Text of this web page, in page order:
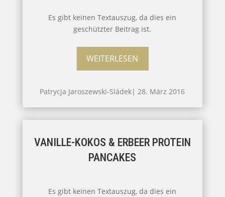
Es gibt keinen Textauszug, da dies ein
geschützter Beitrag ist.
WEITERLESEN
Patrycja Jaroszewski-Sládek|28. März 2016
VANILLE-KOKOS & ERBEER PROTEIN
PANCAKES
Es gibt keinen Textauszug, da dies ein